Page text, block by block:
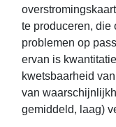
te produceren, die
problemen op
ervan is
kwetsbaarheid
van
gemiddeld, laag)